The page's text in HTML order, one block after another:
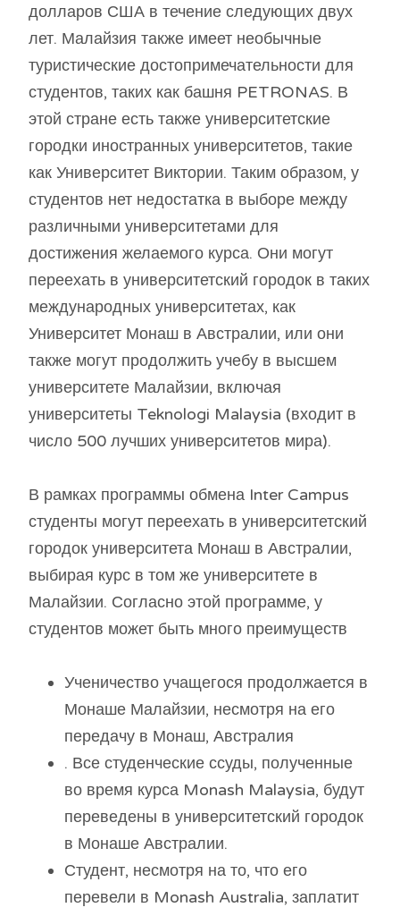
долларов США в течение следующих двух
лет. Малайзия также имеет необычные
туристические достопримечательности для
студентов, таких как башня PETRONAS. В
этой стране есть также университетские
городки иностранных университетов, такие
как Университет Виктории. Таким образом, у
студентов нет недостатка в выборе между
различными университетами для
достижения желаемого курса. Они могут
переехать в университетский городок в таких
международных университетах, как
Университет Монаш в Австралии, или они
также могут продолжить учебу в высшем
университете Малайзии, включая
университеты Teknologi Malaysia (входит в
число 500 лучших университетов мира).
В рамках программы обмена Inter Campus
студенты могут переехать в университетский
городок университета Монаш в Австралии,
выбирая курс в том же университете в
Малайзии. Согласно этой программе, у
студентов может быть много преимуществ
Ученичество учащегося продолжается в
Монаше Малайзии, несмотря на его
передачу в Монаш, Австралия
. Все студенческие ссуды, полученные
во время курса Monash Malaysia, будут
переведены в университетский городок
в Монаше Австралии.
Студент, несмотря на то, что его
перевели в Monash Australia, заплатит